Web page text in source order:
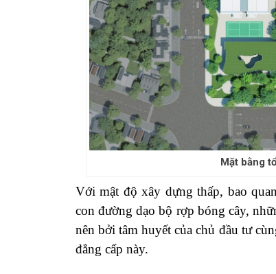
Mặt bằng
Với mật độ xây dựng thấp, bao
con đường dạo bộ rợp bóng cây,
nên bởi tâm huyết của chủ đầu tư
đẳng cấp này.